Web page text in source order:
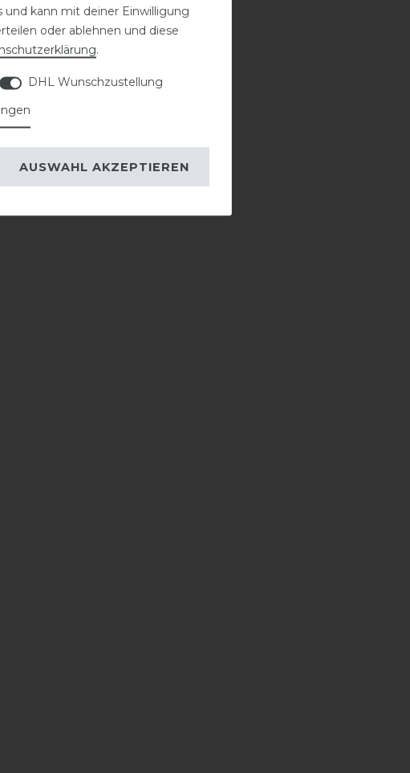
kann mit deiner Einwilligung
oder ablehnen und diese
.
DHL Wunschzustellung
AUSWAHL AKZEPTIEREN